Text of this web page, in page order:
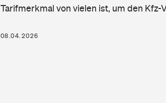
Tarifmerkmal von vielen ist, um den
08.04.2026